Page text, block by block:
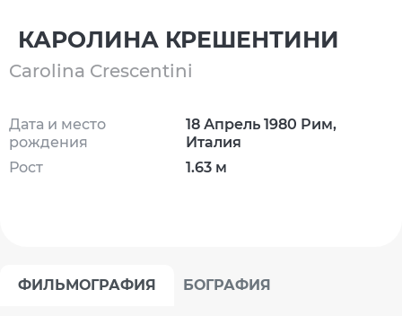
КАРОЛИНА КРЕШЕНТИНИ
Carolina Crescentini
Дата и место
рождения
Рост
18 Апрель 1980 Рим,
Италия
1.63 м
ФИЛЬМОГРАФИЯ БОГРАФИЯ